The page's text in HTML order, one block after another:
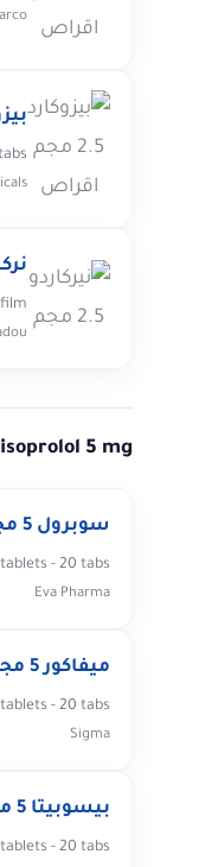
بيزوكارد
نركاردو 2.5 مجم
5 mg
سوبرول 5 مجم اقراص - 20 قرص
- 20 tabs
Eva Pharma
ميفاكور 5 مجم اقراص - 20 قرص
- 20 tabs
Sigma
بيسوبيتا 5 مجم اقراص- 20 قرص
- 20 tabs